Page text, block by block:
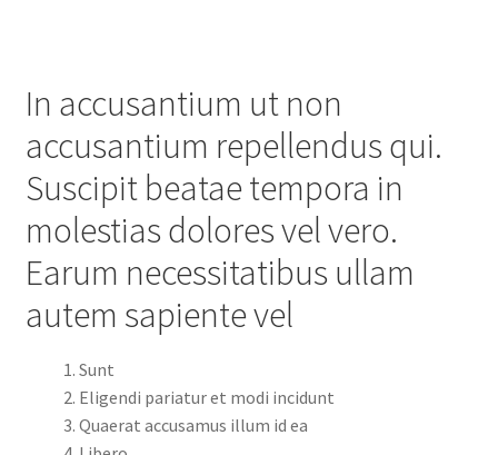
In accusantium ut non
accusantium repellendus qui.
Suscipit beatae tempora in
molestias dolores vel vero.
Earum necessitatibus ullam
autem sapiente vel
Sunt
Eligendi pariatur et modi incidunt
Quaerat accusamus illum id ea